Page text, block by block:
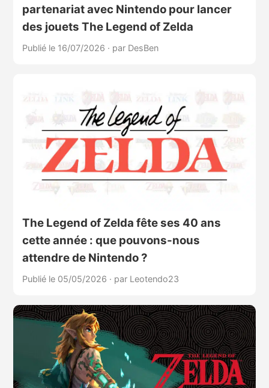
partenariat avec Nintendo pour lancer
des jouets The Legend of Zelda
Publié le 16/07/2026 · par DesBen
The Legend of Zelda fête ses 40 ans
cette année : que pouvons-nous
attendre de Nintendo ?
Publié le 05/05/2026 · par Leotendo23